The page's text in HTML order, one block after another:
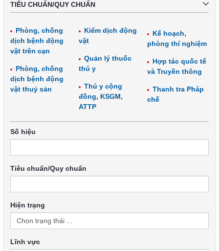
TIÊU CHUẨN/QUY CHUẨN
Phòng, chống
dịch bệnh động
vật trên cạn
Phòng, chống
dịch bệnh động
vật thuỷ sản
Kiểm dịch động
vật
Quản lý thuốc
thú y
Thú y cộng
đồng, KSGM,
ATTP
Kế hoạch,
phòng thí nghiệm
Hợp tác quốc tế
và Truyền thông
Thanh tra Pháp
chế
Số hiệu
Tiêu chuẩn/Quy chuẩn
Hiện trạng
Lĩnh vực